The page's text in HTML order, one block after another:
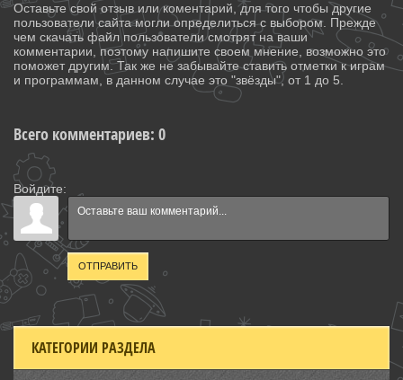
Оставьте свой отзыв или коментарий, для того чтобы другие
пользователи сайта могли определиться с выбором. Прежде
чем скачать файл пользователи смотрят на ваши
комментарии, поэтому напишите своем мнение, возможно это
поможет другим. Так же не забывайте ставить отметки к играм
и программам, в данном случае это "звёзды", от 1 до 5.
Всего комментариев: 0
Войдите:
ОТПРАВИТЬ
КАТЕГОРИИ РАЗДЕЛА